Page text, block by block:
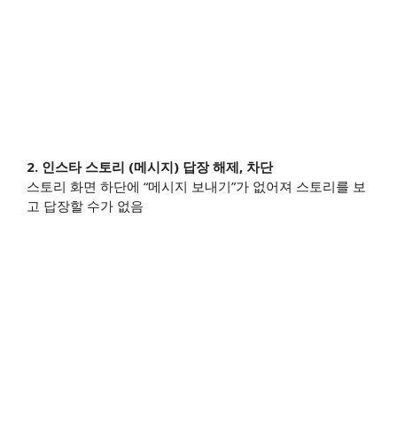
2. 인스타 스토리 (메시지) 답장 해제, 차단
스토리 화면 하단에 “메시지 보내기”가 없어져 스토리를 보
고 답장할 수가 없음